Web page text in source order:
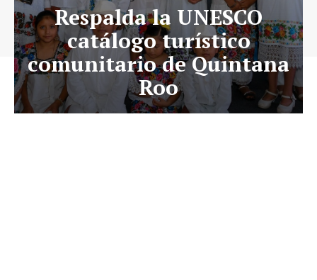
Respalda la UNESCO
catálogo turístico
comunitario de Quintana
Roo